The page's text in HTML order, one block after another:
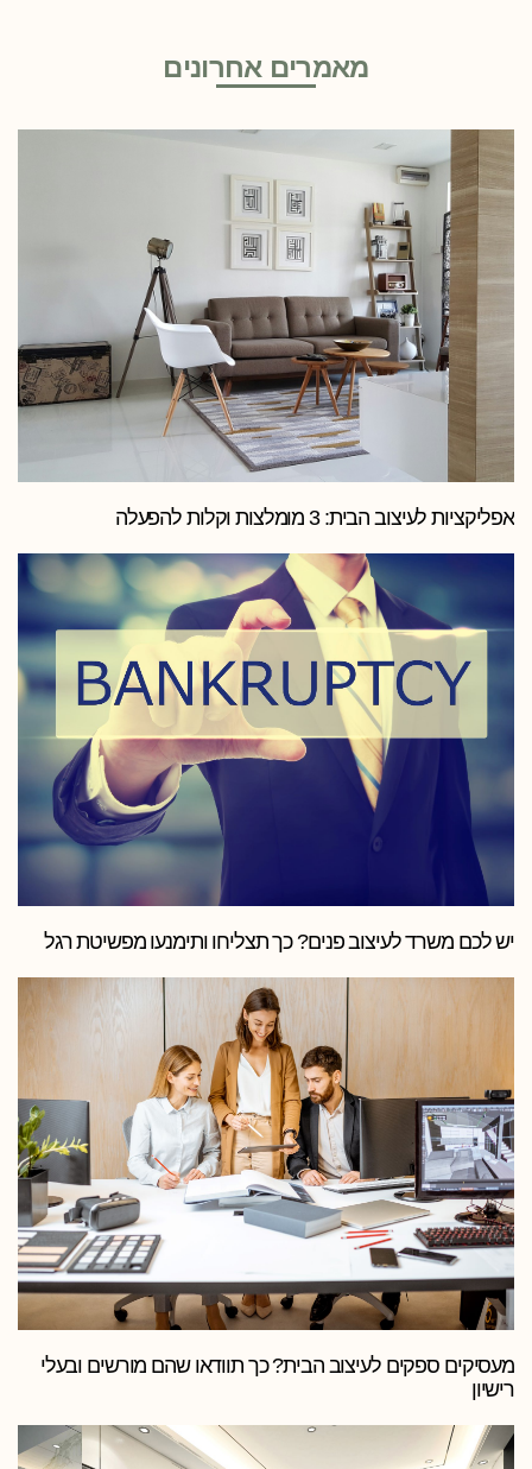
מאמרים אחרונים
אפליקציות לעיצוב הבית: 3 מומלצות וקלות להפעלה
יש לכם משרד לעיצוב פנים? כך תצליחו ותימנעו מפשיטת רגל
מעסיקים ספקים לעיצוב הבית? כך תוודאו שהם מורשים ובעלי
רישיון